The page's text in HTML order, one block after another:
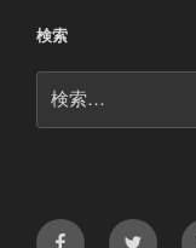
検索
索:
FacebookTwitter